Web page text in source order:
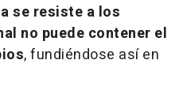
se resiste a los
no puede contener el
, fundiéndose así en